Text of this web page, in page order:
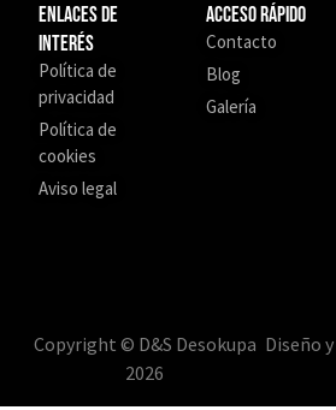
Enlaces de
interés
Política de
privacidad
Política de
cookies
Aviso legal
Acceso Rápido
Contacto
Blog
Galería
Copyright © D&S Desokupa
2026
Diseño